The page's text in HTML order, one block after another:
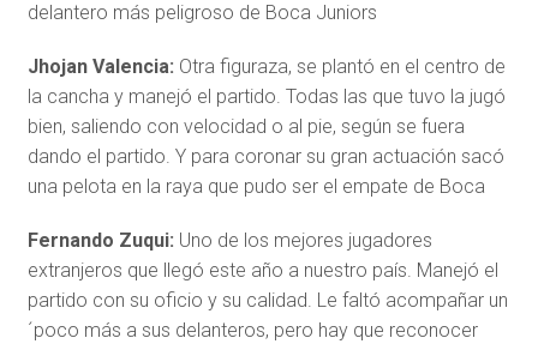
delantero más peligroso de Boca Juniors
Jhojan Valencia: Otra figuraza, se plantó en el centro de
la cancha y manejó el partido. Todas las que tuvo la jugó
bien, saliendo con velocidad o al pie, según se fuera
dando el partido. Y para coronar su gran actuación sacó
una pelota en la raya que pudo ser el empate de Boca
Fernando Zuqui: Uno de los mejores jugadores
extranjeros que llegó este año a nuestro país. Manejó el
partido con su oficio y su calidad. Le faltó acompañar un
´poco más a sus delanteros, pero hay que reconocer